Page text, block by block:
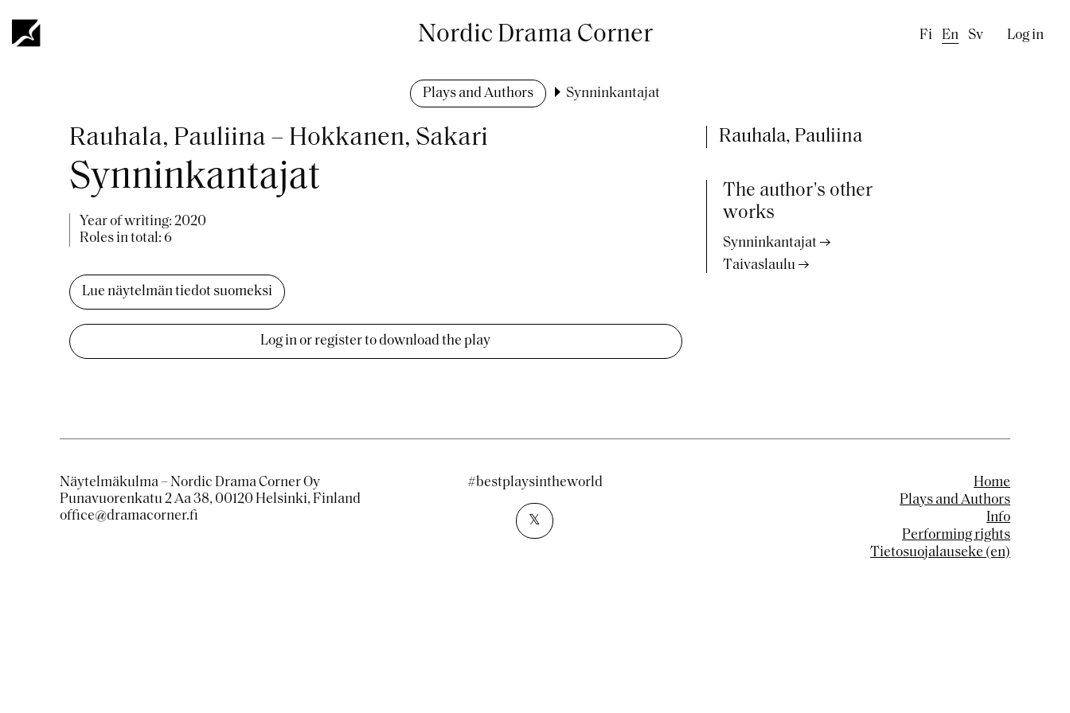
main
Nordic Drama Corner Fi En Sv Log in
Plays and Authors Synninkantajat
Rauhala, Pauliina – Hokkanen, Sakari
Synninkantajat
Year of writing: 2020
Roles in total: 6
Lue näytelmän tiedot suomeksi
Log in or register to download the play
Rauhala, Pauliina
The author's other
works
Synninkantajat
Taivaslaulu
Näytelmäkulma – Nordic Drama Corner Oy
Punavuorenkatu 2 Aa 38, 00120 Helsinki, Finland
office@dramacorner.fi
Home
Plays and Authors
Info
Performing rights
Tietosuojalauseke (en)
#bestplaysintheworld
𝕏